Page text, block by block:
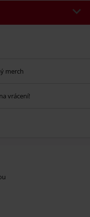
se nevztahuje na: knihy,
Böhse Onkelz, Broilers, Die
merch
vrácení!